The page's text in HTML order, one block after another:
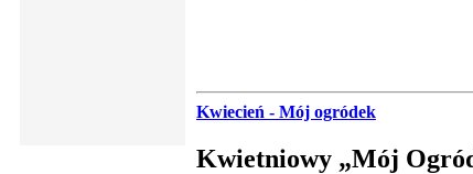
Kwiecień - Mój ogródek
Kwietniowy „Mój